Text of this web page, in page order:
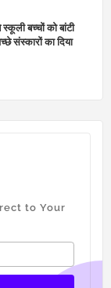
बच्चों को बांटी
संस्कारों का दिया
to Your